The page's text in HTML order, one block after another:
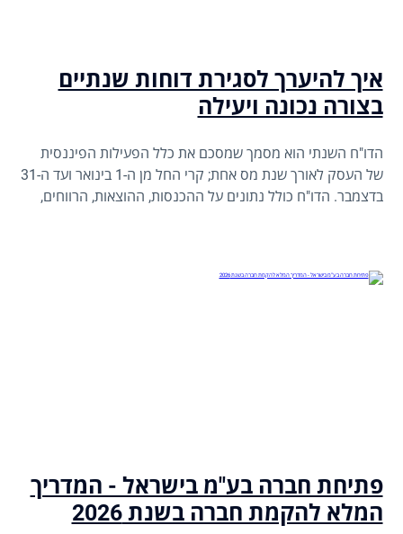
איך להיערך לסגירת דוחות שנתיים
בצורה נכונה ויעילה
הדו"ח השנתי הוא מסמך שמסכם את כלל הפעילות הפיננסית
של העסק לאורך שנת מס אחת; קרי החל מן ה-1 בינואר ועד ה-31
בדצמבר. הדו"ח כולל נתונים על ההכנסות, ההוצאות, הרווחים,
החלטות מבוססות לעתיד.
פתיחת חברה בע"מ בישראל - המדריך
המלא להקמת חברה בשנת 2026